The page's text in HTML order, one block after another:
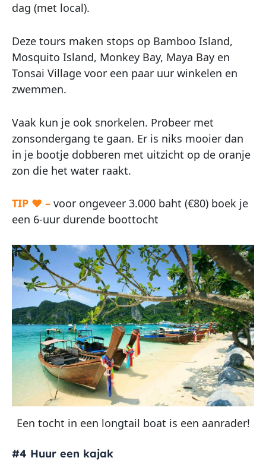
dag (met local).
Deze tours maken stops op Bamboo Island,
Mosquito Island, Monkey Bay, Maya Bay en
Tonsai Village voor een paar uur winkelen en
zwemmen.
Vaak kun je ook snorkelen. Probeer met
zonsondergang te gaan. Er is niks mooier dan
in je bootje dobberen met uitzicht op de oranje
zon die het water raakt.
TIP ♥ – voor ongeveer 3.000 baht (€80) boek je
een 6-uur durende boottocht
Een tocht in een longtail boat is een aanrader!
#4 Huur een kajak